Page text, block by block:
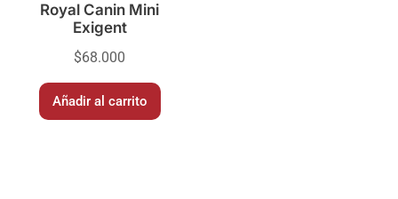
Royal Canin Mini
Exigent
$68.000
Añadir al carrito